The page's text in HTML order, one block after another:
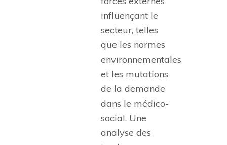
influençant le
secteur, telles
que les normes
environnementales
et les mutations
de la demande
dans le médico-
social. Une
analyse des